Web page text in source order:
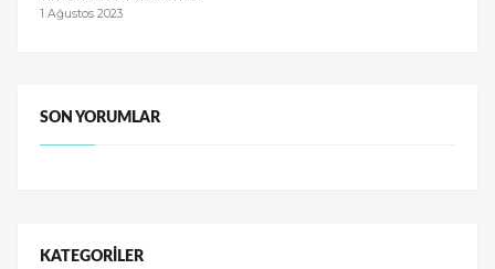
1 Ağustos 2023
SON YORUMLAR
KATEGORILER